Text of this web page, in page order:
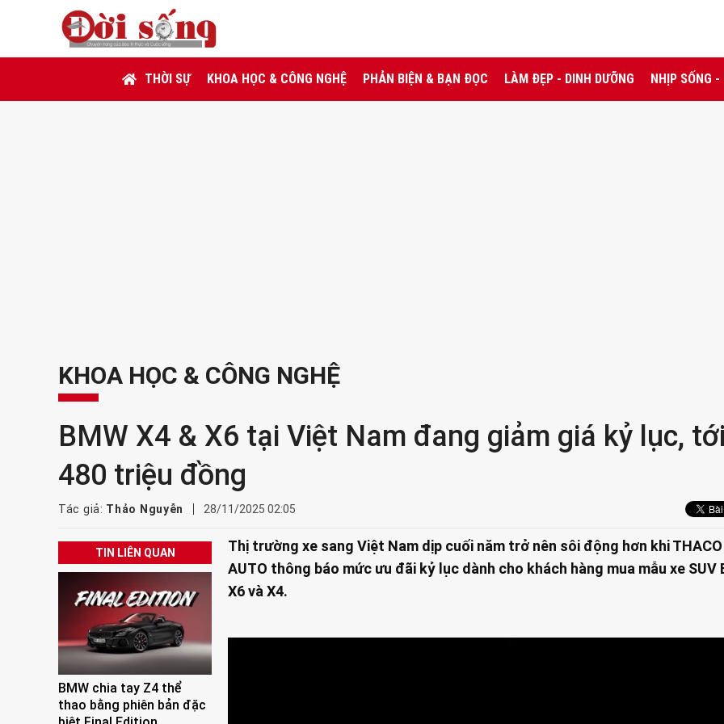
THỜI SỰ KHOA HỌC & CÔNG NGHỆ PHẢN BIỆN & BẠN ĐỌC LÀM ĐẸP - DINH DƯỠNG NHỊP SỐNG
KHOA HỌC & CÔNG NGHỆ
BMW X4 & X6 tại Việt Nam đang giảm giá kỷ lục, tới
480 triệu đồng
Tác giả: Thảo Nguyễn 28/11/2025 02:05
TIN LIÊN QUAN
BMW chia tay Z4 thể
thao bằng phiên bản đặc
Thị trường xe sang Việt Nam dịp cuối năm trở nên sôi động hơn khi THACO
AUTO thông báo mức ưu đãi kỷ lục dành cho khách hàng mua mẫu xe SUV
X6 và X4.